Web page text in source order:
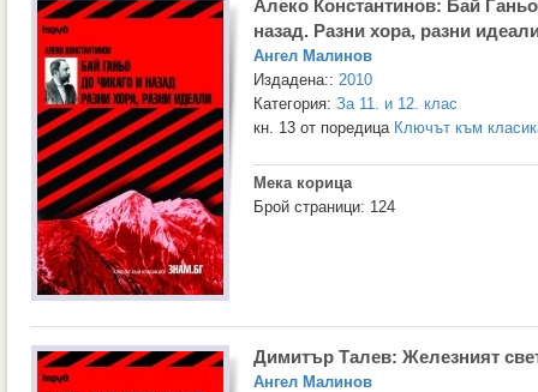
Алеко Константинов: Бай
назад. Разни хора, разни
Ангел Малинов
Издадена:: 2010
Категория: За 11. и 12. клас
кн. 13 от поредица Ключът към
Мека корица
Брой страници: 124
Димитър Талев: Железният
Ангел Малинов